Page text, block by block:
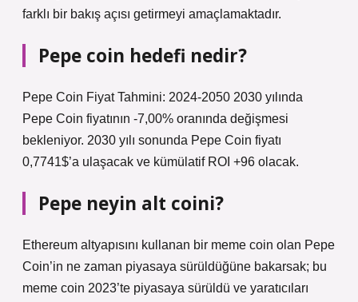
farklı bir bakış açısı getirmeyi amaçlamaktadır.
Pepe coin hedefi nedir?
Pepe Coin Fiyat Tahmini: 2024-2050 2030 yılında
Pepe Coin fiyatının -7,00% oranında değişmesi
bekleniyor. 2030 yılı sonunda Pepe Coin fiyatı
0,7741$’a ulaşacak ve kümülatif ROI +96 olacak.
Pepe neyin alt coini?
Ethereum altyapısını kullanan bir meme coin olan Pepe
Coin’in ne zaman piyasaya sürüldüğüne bakarsak; bu
meme coin 2023’te piyasaya sürüldü ve yaratıcıları